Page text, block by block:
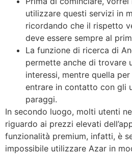
utilizzare questi servizi in
ricordando che il rispetto
deve essere sempre al
La funzione di ricerca di
permette anche di trovare
interessi, mentre quella
entrare in contatto con gli
paraggi.
In secondo luogo, molti utenti
riguardo ai prezzi elevati
funzionalità premium, infatti, è
impossibile utilizzare Azar in